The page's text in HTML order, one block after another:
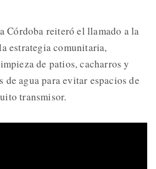
Córdoba reiteró el llamado a la
estrategia comunitaria,
de patios, cacharros y
agua para evitar espacios de
transmisor.